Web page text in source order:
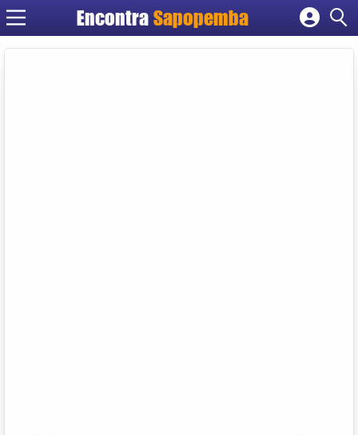
Encontra Sapopemba
Cadastrar empresa